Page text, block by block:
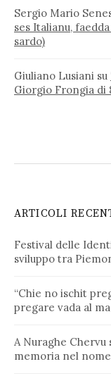
Sergio Mario
ses Italianu,
sardo)
Giuliano Lusiani su
Giorgio Frongia di
ARTICOLI
Festival delle
sviluppo tra
“Chie no ischit
pregare vada al
A Nuraghe
memoria nel nome